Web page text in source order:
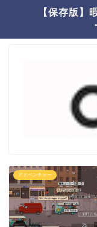
【保存版】
アドベンチャー